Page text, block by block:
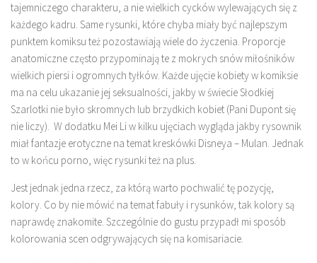
tajemniczego charakteru, a nie wielkich cycków wylewających się z
każdego kadru. Same rysunki, które chyba miały być najlepszym
punktem komiksu też pozostawiają wiele do życzenia. Proporcje
anatomiczne często przypominają te z mokrych snów miłośników
wielkich piersi i ogromnych tyłków. Każde ujęcie kobiety w komiksie
ma na celu ukazanie jej seksualności, jakby w świecie Słodkiej
Szarlotki nie było skromnych lub brzydkich kobiet (Pani Dupont się
nie liczy). W dodatku Mei Li w kilku ujęciach wygląda jakby rysownik
miał fantazje erotyczne na temat kreskówki Disneya – Mulan. Jednak
to w końcu porno, więc rysunki też na plus.
Jest jednak jedna rzecz, za którą warto pochwalić tę pozycję,
kolory. Co by nie mówić na temat fabuły i rysunków, tak kolory są
naprawdę znakomite. Szczególnie do gustu przypadł mi sposób
kolorowania scen odgrywających się na komisariacie.